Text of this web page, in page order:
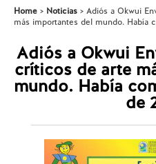
Home Noticias
Adiós a Okwui
más importantes del mundo. Había
Adiós a Okwui
críticos de arte
mundo. Había
de